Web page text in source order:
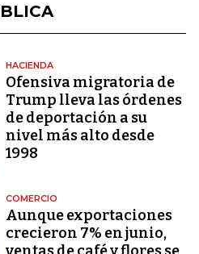
HACIENDA
Ofensiva migratoria de
Trump lleva las órdenes
de deportación a su
nivel más alto desde
1998
COMERCIO
Aunque exportaciones
crecieron 7% en junio,